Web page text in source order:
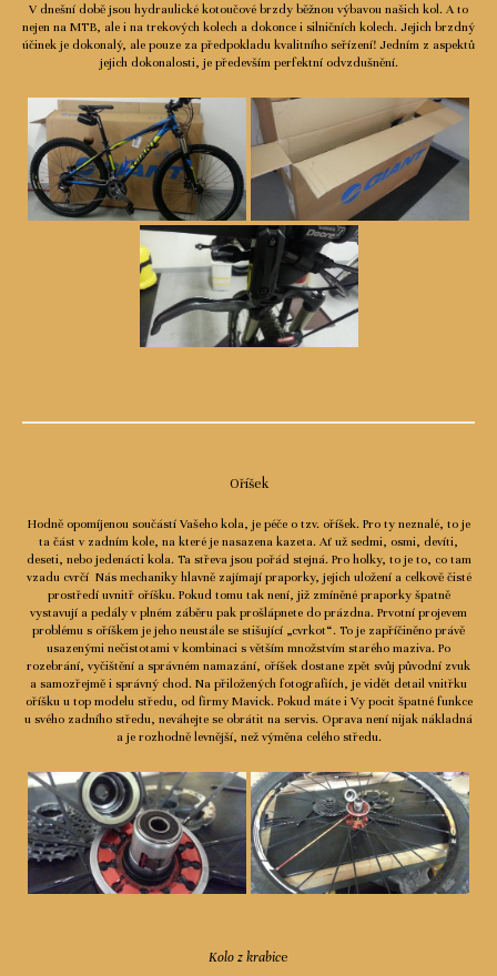
V dnešní době jsou hydraulické kotoučové brzdy běžnou výbavou našich kol. A to
nejen na MTB, ale i na trekových kolech a dokonce i silničních kolech. Jejich brzdný
účinek je dokonalý, ale pouze za předpokladu kvalitního seřízení! Jedním z aspektů
jejich dokonalosti, je především perfektní odvzdušnění.
Oříšek
Hodně opomíjenou součástí Vašeho kola, je péče o tzv. oříšek. Pro ty neznalé, to je
ta část v zadním kole, na které je nasazena kazeta. Ať už sedmi, osmi, devíti,
deseti, nebo jedenácti kola. Ta střeva jsou pořád stejná. Pro holky, to je to, co tam
vzadu cvrčí Nás mechaniky hlavně zajímají praporky, jejich uložení a celkově čisté
prostředí uvnitř oříšku. Pokud tomu tak není, již zmíněné praporky špatně
vystavují a pedály v plném záběru pak prošlápnete do prázdna. Prvotní projevem
problému s oříškem je jeho neustále se stišující „cvrkot“. To je zapříčiněno právě
usazenými nečistotami v kombinaci s větším množstvím starého maziva. Po
rozebrání, vyčištění a správném namazání, oříšek dostane zpět svůj původní zvuk
a samozřejmě i správný chod. Na přiložených fotografiích, je vidět detail vnitřku
oříšku u top modelu středu, od firmy Mavick. Pokud máte i Vy pocit špatné funkce
u svého zadního středu, neváhejte se obrátit na servis. Oprava není nijak nákladná
a je rozhodně levnější, než výměna celého středu.
Kolo z krabice